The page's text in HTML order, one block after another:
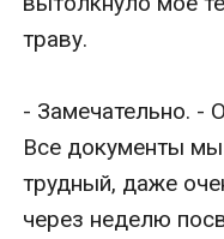
траву.
- Замечательно. -
Все документы мы
трудный, даже
через неделю